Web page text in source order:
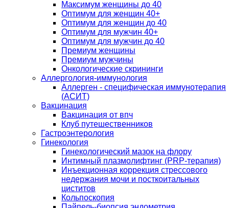
Максимум женщины до 40
Оптимум для женщин 40+
Оптимум для женщин до 40
Оптимум для мужчин 40+
Оптимум для мужчин до 40
Премиум женщины
Премиум мужчины
Онкологические скрининги
Аллергология-иммунология
Аллерген - специфическая иммунотерапия
(АСИТ)
Вакцинация
Вакцинация от впч
Клуб путешественников
Гастроэнтерология
Гинекология
Гинекологический мазок на флору
Интимный плазмолифтинг (PRP-терапия)
Инъекционная коррекция стрессового
недержания мочи и посткоитальных
циститов
Кольпоскопия